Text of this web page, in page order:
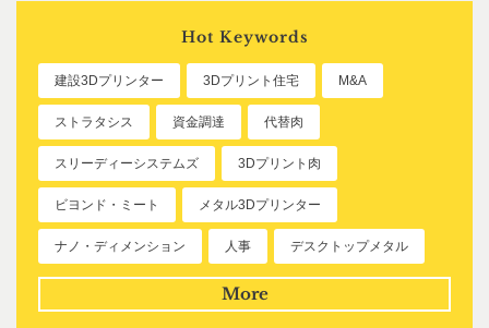
Hot Keywords
建設3Dプリンター 3Dプリント住宅 M&A
ストラタシス 資金調達 代替肉
スリーディーシステムズ 3Dプリント肉
ビヨンド・ミート メタル3Dプリンター
ナノ・ディメンション 人事 デスクトップメタル
More